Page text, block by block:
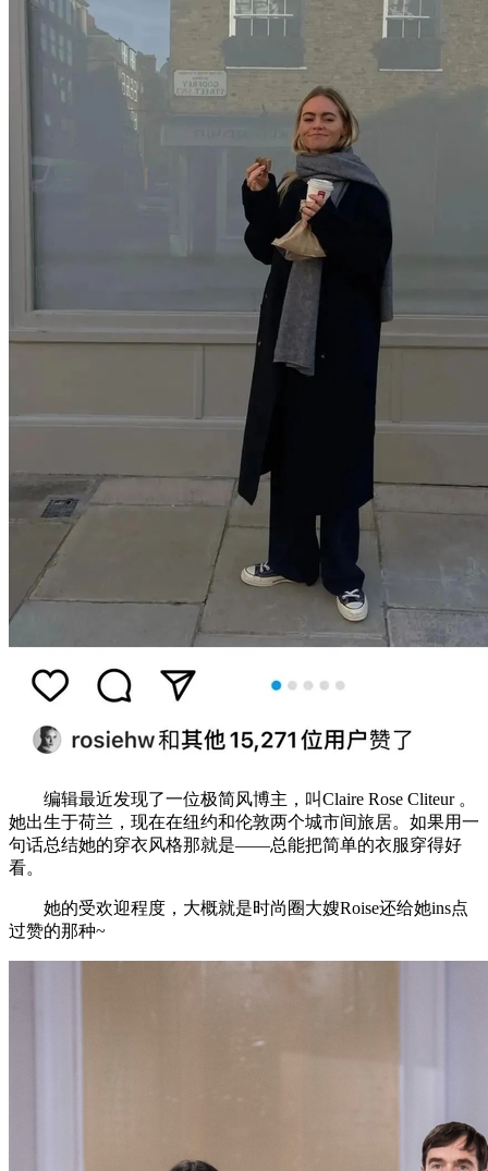
编辑最近发现了一位极简风博主，叫Claire Rose Cliteur 。
她出生于荷兰，现在在纽约和伦敦两个城市间旅居。如果用一
句话总结她的穿衣风格那就是——总能把简单的衣服穿得好
看。
她的受欢迎程度，大概就是时尚圈大嫂Roise还给她ins点
过赞的那种~